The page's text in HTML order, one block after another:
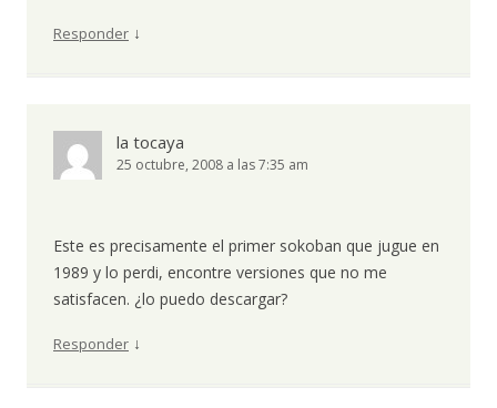
Responder ↓
la tocaya
25 octubre, 2008 a las 7:35 am
Este es precisamente el primer sokoban que jugue en
1989 y lo perdi, encontre versiones que no me
satisfacen. ¿lo puedo descargar?
Responder ↓